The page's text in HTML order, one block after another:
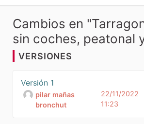
Cambios en
sin coches, peatonal
VERSIONES
Versión 1
pilar mañas
bronchut
22/11/2022
11:23